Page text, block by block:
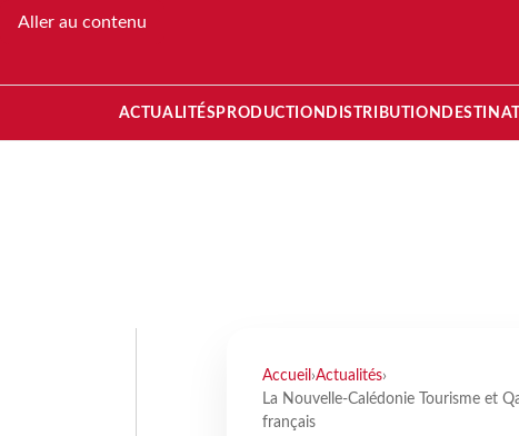
Aller au contenu
ACTUALITÉS PRODUCTION DISTRIBUTION
Accueil ›Actualités›
La Nouvelle-Calédonie Tourisme et
français